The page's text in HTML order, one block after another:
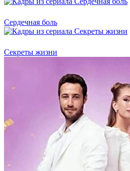
Сердечная боль
Секреты жизни